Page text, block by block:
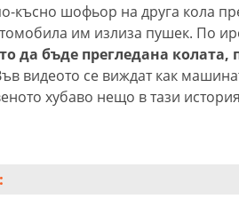
късно шофьор на друга кола
им излиза пушек. По
да бъде прегледана колата,
видеото се виждат как
хубаво нещо в тази